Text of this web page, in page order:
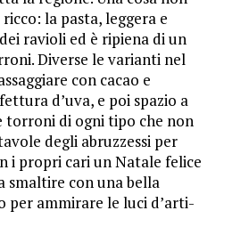
la pa­sta, leggera e
ravioli ed è ripiena di un
Diverse le varianti nel
con cacao e
d’uva, e poi spazio a
torroni di ogni tipo che non
degli abruzzessi per
i propri cari un Natale felice
smaltire con una bella
per am­mirare le luci d’arti­